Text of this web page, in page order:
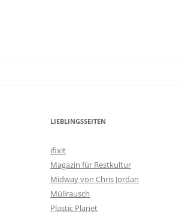
LIEBLINGSSEITEN
ifixit
Magazin für Restkultur
Midway von Chris Jordan
Müllrausch
Plastic Planet